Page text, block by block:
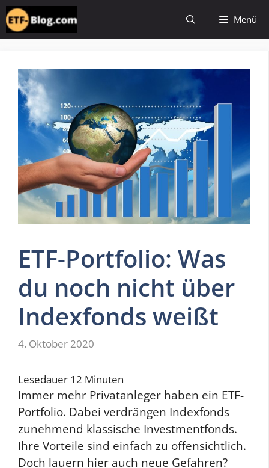
Zum
Inhalt
springen
Menü
ETF-Portfolio: Was
du noch nicht über
Indexfonds weißt
4. Oktober 2020
Lesedauer 12 Minuten
Immer mehr Privatanleger haben ein ETF-
Portfolio. Dabei verdrängen Indexfonds
zunehmend klassische Investmentfonds.
Ihre Vorteile sind einfach zu offensichtlich.
Doch lauern hier auch neue Gefahren?